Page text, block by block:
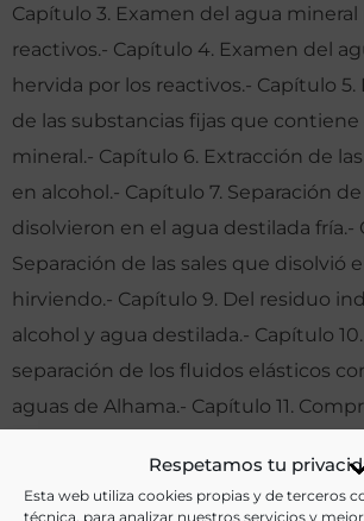
Respetamos tu
Esta web utiliza cookies propias y de terceros
técnica, para analizar nuestros servicios y
Capítulo 3. Examen del agua mineral
reactivos.- Capítulo 4. Examen del
hervida por los reactivos.- Capítulo 5.
de las substancias fijas que contiene
mineral.- Capítulo 6. Extracción de
en alcohol.- Capítulo 7. Separación
disolvieron en el agua destilada fría.-
Separación de las sales que disolvió
hirviendo.- Capítulo 9. Del residuo
alcohol y agua destilada.- Capítulo
separación de los fluidos elásticos
aguas de Alhama.- Capítulo 11.
las virtudes de las aguas de Alhama.